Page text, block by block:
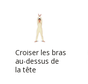
Croiser les bras
au-dessus de
la tête